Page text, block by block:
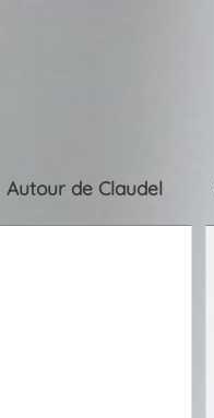
Autour de Claudel